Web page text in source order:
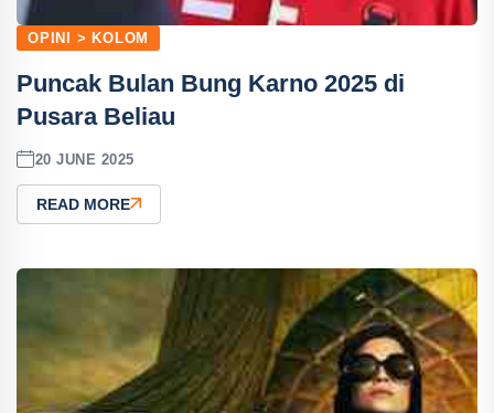
OPINI > KOLOM
Puncak Bulan Bung Karno 2025 di
Pusara Beliau
20 JUNE 2025
READ MORE